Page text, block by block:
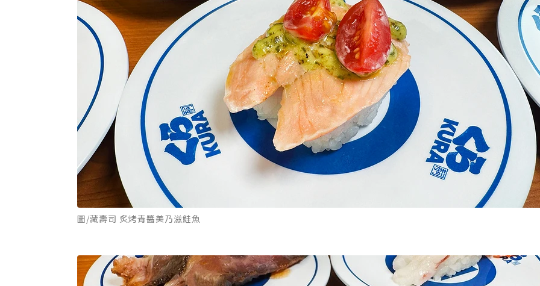
圖/藏壽司 炙烤青醬美乃滋鮭魚